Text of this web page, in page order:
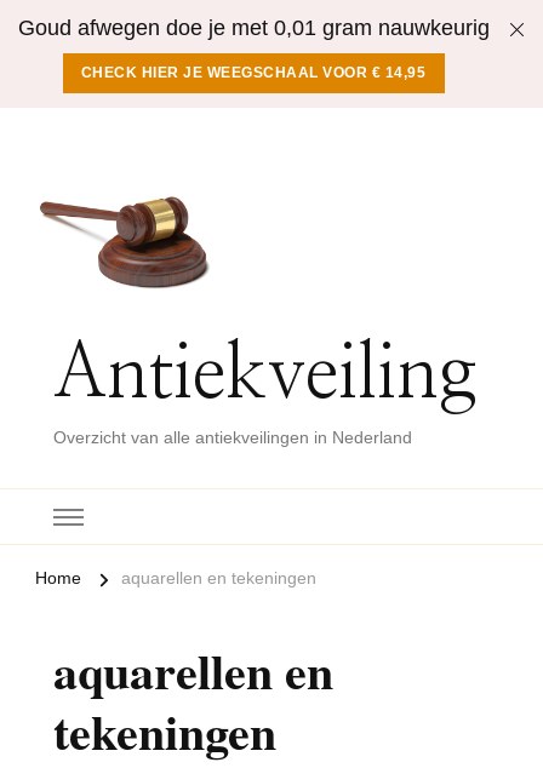
Goud afwegen doe je met 0,01 gram nauwkeurig
CHECK HIER JE WEEGSCHAAL VOOR € 14,95
Antiekveiling
Overzicht van alle antiekveilingen in Nederland
Home aquarellen en tekeningen
aquarellen en
tekeningen